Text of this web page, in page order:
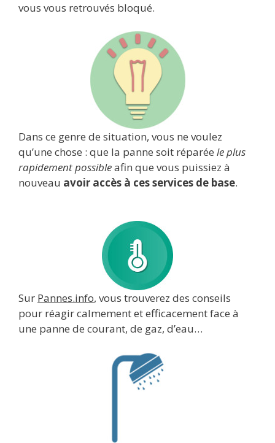
vous vous retrouvés bloqué.
Dans ce genre de situation, vous ne voulez
qu’une chose : que la panne soit réparée le plus
rapidement possibleafin que vous puissiez à
nouveau avoir accès à ces services de base.
Sur Pannes.info, vous trouverez des conseils
pour réagir calmement et efficacement face à
une panne de courant, de gaz, d’eau…